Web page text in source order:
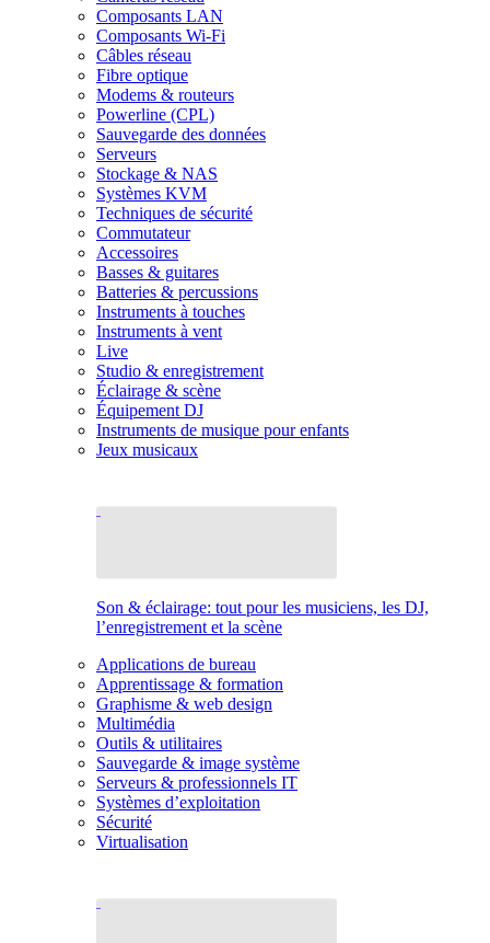
Composants LAN
Composants Wi-Fi
Câbles réseau
Fibre optique
Modems & routeurs
Powerline (CPL)
Sauvegarde des données
Serveurs
Stockage & NAS
Systèmes KVM
Techniques de sécurité
Commutateur
Accessoires
Basses & guitares
Batteries & percussions
Instruments à touches
Instruments à vent
Live
Studio & enregistrement
Éclairage & scène
Équipement DJ
Instruments de musique pour enfants
Jeux musicaux
Son & éclairage: tout pour les musiciens, les DJ,
l’enregistrement et la scène
Applications de bureau
Apprentissage & formation
Graphisme & web design
Multimédia
Outils & utilitaires
Sauvegarde & image système
Serveurs & professionnels IT
Systèmes d’exploitation
Sécurité
Virtualisation